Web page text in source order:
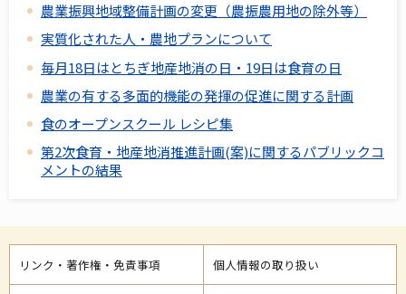
農業振興地域整備計画の変更（農振農用地の除外等）
実質化された人・農地プランについて
毎月18日はとちぎ地産地消の日・19日は食育の日
農業の有する多面的機能の発揮の促進に関する計画
食のオープンスクール レシピ集
第2次食育・地産地消推進計画(案)に関するパブリックコ
メントの結果
リンク・著作権・免責事項 個人情報の取り扱い